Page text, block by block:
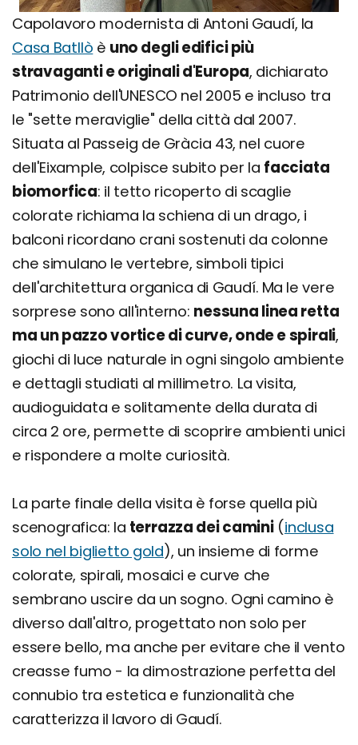
Capolavoro modernista di Antoni Gaudí, la
Casa Batllò è uno degli edifici più
stravaganti e originali d'Europa, dichiarato
Patrimonio dell'UNESCO nel 2005 e incluso tra
le "sette meraviglie" della città dal 2007.
Situata al Passeig de Gràcia 43, nel cuore
dell'Eixample, colpisce subito per la facciata
biomorfica: il tetto ricoperto di scaglie
colorate richiama la schiena di un drago, i
balconi ricordano crani sostenuti da colonne
che simulano le vertebre, simboli tipici
dell'architettura organica di Gaudí. Ma le vere
sorprese sono all'interno: nessuna linea retta
ma un pazzo vortice di curve, onde e spirali,
giochi di luce naturale in ogni singolo ambiente
e dettagli studiati al millimetro. La visita,
audioguidata e solitamente della durata di
circa 2 ore, permette di scoprire ambienti unici
e rispondere a molte curiosità.
La parte finale della visita è forse quella più
scenografica: la terrazza dei camini(inclusa
solo nel biglietto gold), un insieme di forme
colorate, spirali, mosaici e curve che
sembrano uscire da un sogno. Ogni camino è
diverso dall'altro, progettato non solo per
essere bello, ma anche per evitare che il vento
creasse fumo - la dimostrazione perfetta del
connubio tra estetica e funzionalità che
caratterizza il lavoro di Gaudí.